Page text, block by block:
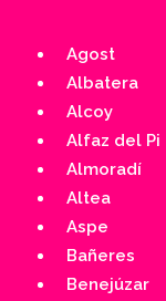
Agost
Albatera
Alcoy
Alfaz del Pi
Almoradí
Altea
Aspe
Bañeres
Benejúzar